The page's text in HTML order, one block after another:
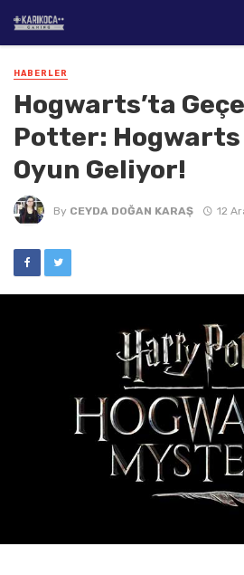
HABERLER
Hogwarts’ta
Potter: Hogwarts
Oyun Geliyor!
By CEYDA DOĞAN KARAŞ 12